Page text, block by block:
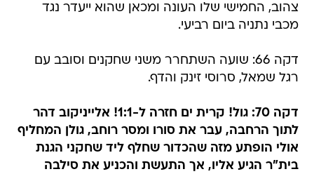
צהוב, החמישי שלו העונה ומכאן שהוא ייעדר נגד
מכבי נתניה ביום רביעי.
דקה 66: שועה השתחרר משני שחקנים וסובב עם
רגל שמאל, סרוסי זינק והדף.
דקה 70: גול! קרית ים חזרה ל-1:1! אלייניקוב דהר
לתוך הרחבה, עבר את סורו ומסר רוחב, גולן המחליף
אולי הופתע מזה שהכדור שחלף ליד שחקני הגנת
בית"ר הגיע אליו, אך התעשת והכניע את סילבה